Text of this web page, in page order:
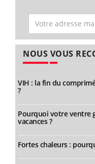
NOUS VOUS
VIH : la fin du
?
Pourquoi votre ventre
vacances ?
Fortes chaleurs :